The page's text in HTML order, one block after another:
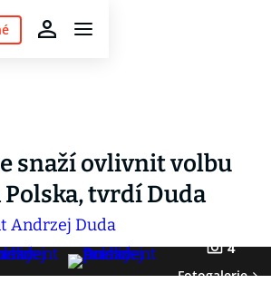
snaží ovlivnit volbu
tvrdí Duda
4
Fotogalerie